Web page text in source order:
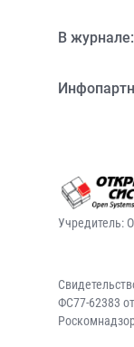
В журнале:
Учредитель:
ФС77-62383